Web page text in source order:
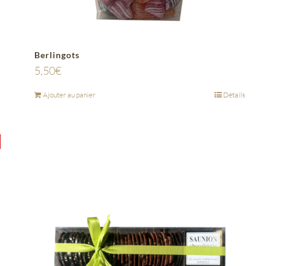
Berlingots
5,50€
Ajouter au panier Détails